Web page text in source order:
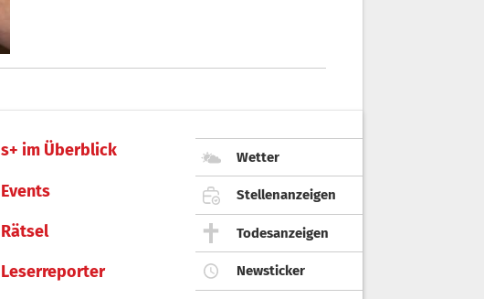
s+ im Überblick
Events
Rätsel
Leserreporter
Wetter
Stellenanzeigen
Todesanzeigen
Newsticker